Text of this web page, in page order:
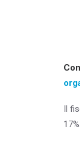
Il
17%.